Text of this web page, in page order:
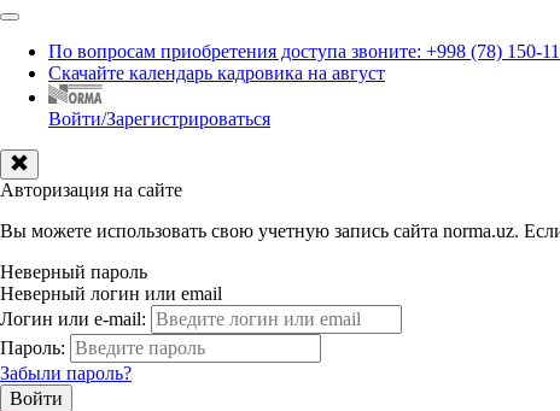
По вопросам приобретения доступа звоните: +998 (78) 150-
Скачайте календарь кадровика на август
Войти/Зарегистрироваться
Авторизация на сайте
Вы можете использовать свою учетную запись сайта norma.uz.
Неверный пароль
Неверный логин или email
Логин или e-mail:
Пароль:
Забыли пароль?